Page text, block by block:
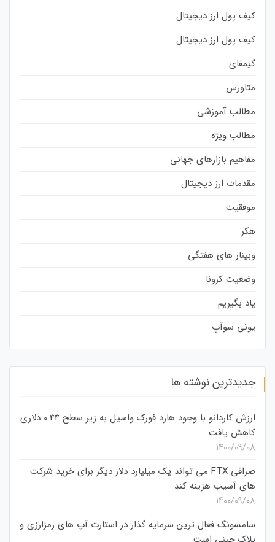
کیف پول ارز دیجیتال
کیف پول ارز دیجیتال
گیمفای
متاورس
مطالب آموزشی
مطالب ویژه
مفاهیم بازارهای جهانی
مقدمات ارز دیجیتال
موفقیت
هکر
وبینار های هفتگی
وضعیت کرونا
یاد بگیریم
یونی سوآپ
جدیدترین نوشته ها
ارزش کاردانو با وجود هارد فورک واسیل به زیر سطح 0.44 دلاری
کاهش یافت
۱۴۰۰/۰۹/۰۸
صرافی FTX می تواند یک میلیارد دلار دیگر برای خرید شرکت
های آسیب هزینه کند
۱۴۰۰/۰۹/۰۸
سامسونگ فعال‌ ترین سرمایه‌ گذار در استارت‌ آپ‌ های رمزارزی و